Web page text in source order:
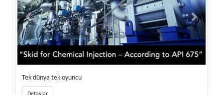
Tek dünya tek oyuncu